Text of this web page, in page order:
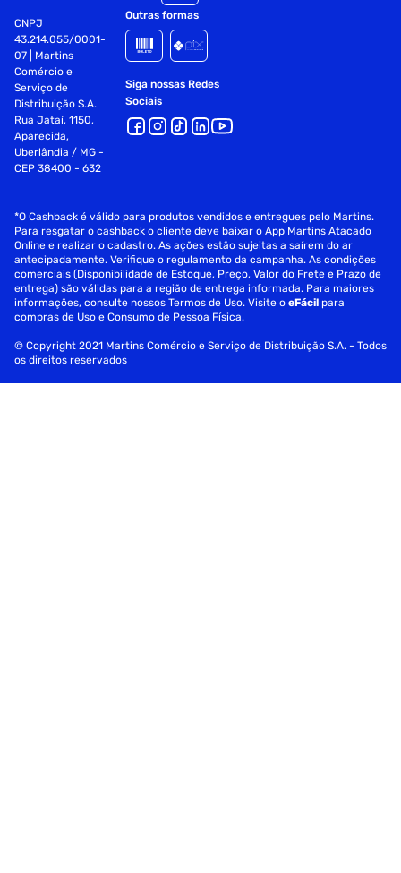
CNPJ
43.214.055/0001-
07 | Martins
Comércio e
Serviço de
Distribuição S.A.
Rua Jataí, 1150,
Aparecida,
Uberlândia / MG -
CEP 38400 - 632
Outras formas
Siga nossas Redes
Sociais
*O Cashback é válido para produtos vendidos e entregues pelo Martins.
Para resgatar o cashback o cliente deve baixar o App Martins Atacado
Online e realizar o cadastro. As ações estão sujeitas a saírem do ar
antecipadamente. Verifique o regulamento da campanha. As condições
comerciais (Disponibilidade de Estoque, Preço, Valor do Frete e Prazo de
entrega) são válidas para a região de entrega informada. Para maiores
informações, consulte nossos Termos de Uso. Visite oeFácil para
compras de Uso e Consumo de Pessoa Física.
© Copyright 2021 Martins Comércio e Serviço de Distribuição S.A. - Todos
os direitos reservados